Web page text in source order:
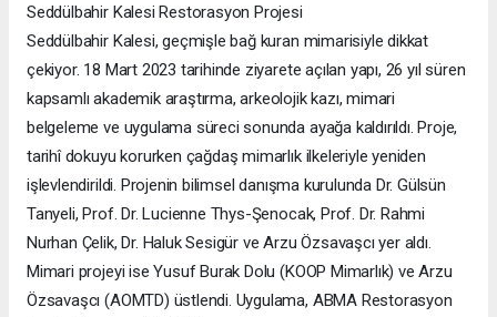
Seddülbahir Kalesi Restorasyon Projesi
Seddülbahir Kalesi, geçmişle bağ kuran mimarisiyle dikkat
çekiyor. 18 Mart 2023 tarihinde ziyarete açılan yapı, 26 yıl süren
kapsamlı akademik araştırma, arkeolojik kazı, mimari
belgeleme ve uygulama süreci sonunda ayağa kaldırıldı. Proje,
tarihî dokuyu korurken çağdaş mimarlık ilkeleriyle yeniden
işlevlendirildi. Projenin bilimsel danışma kurulunda Dr. Gülsün
Tanyeli, Prof. Dr. Lucienne Thys-Şenocak, Prof. Dr. Rahmi
Nurhan Çelik, Dr. Haluk Sesigür ve Arzu Özsavaşcı yer aldı.
Mimari projeyi ise Yusuf Burak Dolu (KOOP Mimarlık) ve Arzu
Özsavaşcı (AOMTD) üstlendi. Uygulama, ABMA Restorasyon